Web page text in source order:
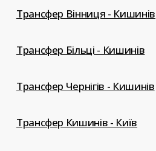
Трансфер Вінниця - Кишинів
Трансфер Більці - Кишинів
Трансфер Чернігів - Кишинів
Трансфер Кишинів - Київ